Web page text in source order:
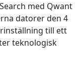
med Qwant
datorer den 4
till ett
teknologisk